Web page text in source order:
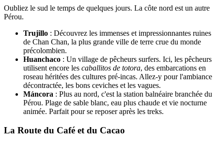
Oubliez le sud le temps de quelques jours. La côte nord est un autre
Pérou.
Trujillo : Découvrez les immenses et impressionnantes ruines
de Chan Chan, la plus grande ville de terre crue du monde
précolombien.
Huanchaco : Un village de pêcheurs surfers. Ici, les pêcheurs
utilisent encore les caballitos de totora, des embarcations en
roseau héritées des cultures pré-incas. Allez-y pour l'ambiance
décontractée, les bons ceviches et les vagues.
Máncora : Plus au nord, c'est la station balnéaire branchée du
Pérou. Plage de sable blanc, eau plus chaude et vie nocturne
animée. Parfait pour se reposer après les treks.
La Route du Café et du Cacao